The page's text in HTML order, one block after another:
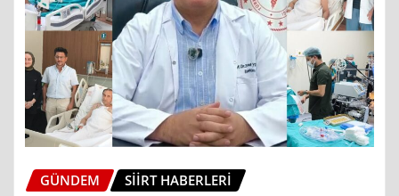
GÜNDEM SIIRT HABERLERI